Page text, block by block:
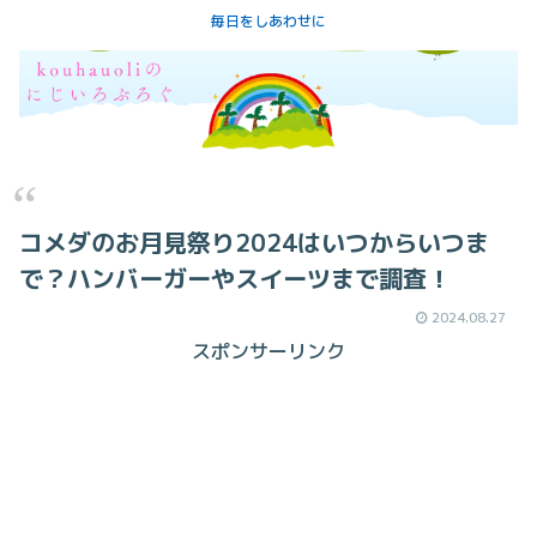
毎日をしあわせに
コメダのお月見祭り2024はいつからいつま
で？ハンバーガーやスイーツまで調査！
2024.08.27
スポンサーリンク